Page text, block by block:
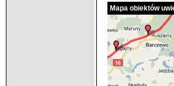
Mapa obiektów